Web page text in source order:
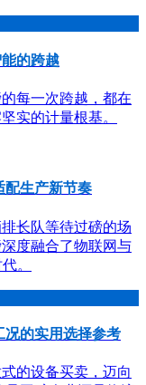
的跨越
每一次跨越，都在
实的计量根基。
配生产新节奏
长队等待过磅的场
度融合了物联网与
。
况的实用选择参考
的设备买卖，迈向